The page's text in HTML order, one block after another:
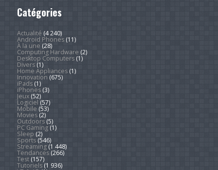
Catégories
Actualité (4 240)
Android Phones(11)
À la une (28)
Computing Hardware (2)
Desktop Computers(1)
Divers(1)
Home Appliances(1)
Innovation (675)
iPads(1)
iPhones(3)
Jeux(52)
Logiciel (57)
Mobile (53)
Movies(2)
Outdoors(5)
PC Gaming(1)
Sleep (2)
Sports(546)
Streaming(1 448)
Tendances(266)
Test(157)
Tutoriels(1 936)